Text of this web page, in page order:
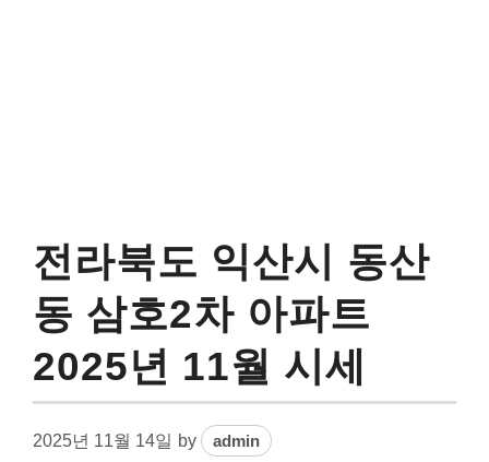
전라북도 익산시 동산
동 삼호2차 아파트
2025년 11월 시세
2025년 11월 14일 by admin